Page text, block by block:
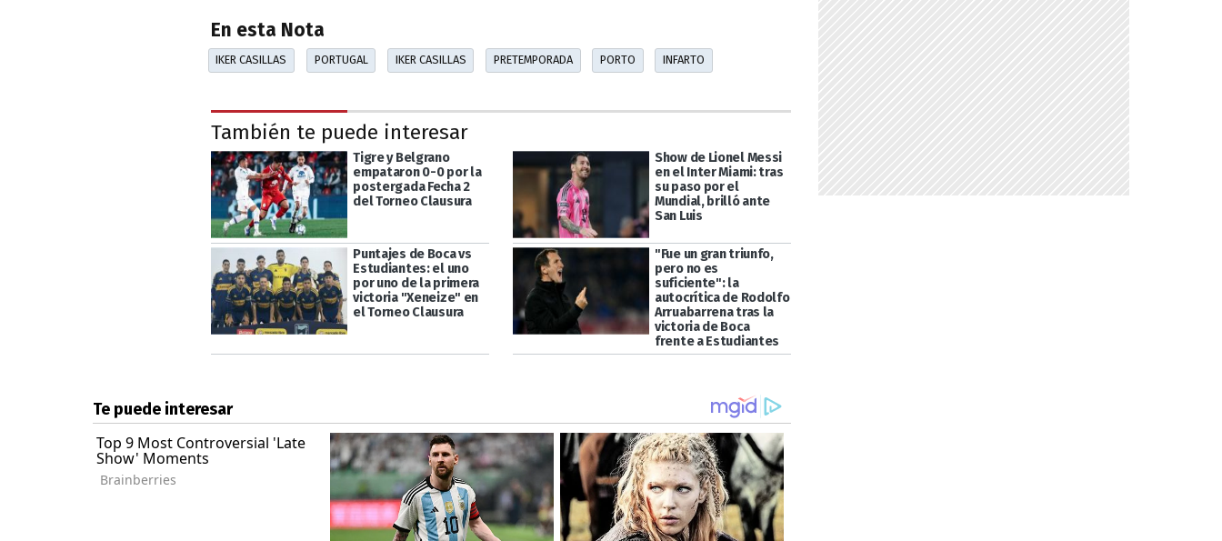
En esta Nota
IKER CASILLAS PORTUGAL IKER CASILLAS PRETEMPORADA PORTO INFARTO
También te puede interesar
Tigre y Belgrano
empataron 0-0 por la
postergada Fecha 2
del Torneo Clausura
Show de Lionel Messi
en el Inter Miami: tras
su paso por el
Mundial, brilló ante
San Luis
Puntajes de Boca vs
Estudiantes: el uno
por uno de la primera
victoria "Xeneize" en
el Torneo Clausura
"Fue un gran triunfo,
pero no es
suficiente": la
autocrítica de Rodolfo
Arruabarrena tras la
victoria de Boca
frente a Estudiantes